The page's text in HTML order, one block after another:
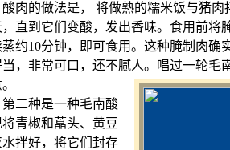
做法是， 将做熟的糯米饭与猪肉
，直到它们变酸，发出香味。食用前将
蒸约10分钟，即可食用。这种腌制肉确
，非常可口，还不腻人。唱过一轮毛
种是一种毛南酸
青椒和藠头、黄豆
水拌好，将它们封存